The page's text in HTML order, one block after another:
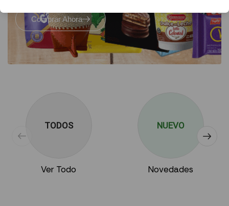
Comprar Ahora
TODOS
Ver Todo
NUEVO
Novedades